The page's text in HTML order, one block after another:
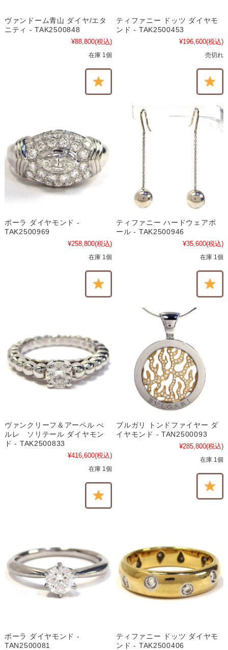
ヴァンドーム青山 ダイヤ/エタ
ニティ - TAK2500848
¥88,800(税込)
在庫 1個
ティファニー ドッツ ダイヤモ
ンド - TAK2500453
¥196,600(税込)
売切れ
ポーラ ダイヤモンド -
TAK2500969
¥258,800(税込)
在庫 1個
ティファニー ハードウェアボ
ール - TAK2500946
¥35,600(税込)
在庫 1個
ヴァンクリーフ＆アーペル ぺ
ルレ ソリテール ダイヤモン
ド - TAK2500833
¥416,600(税込)
在庫 1個
ブルガリ トンドファイヤー ダ
イヤモンド - TAN2500093
¥285,800(税込)
在庫 1個
ポーラ ダイヤモンド -
TAN2500081
ティファニー ドッツ ダイヤモ
ンド - TAK2500406